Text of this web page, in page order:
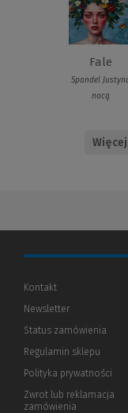
Fale
Spandel
nocą
Więcej
Kontakt
Newsletter
Status zamówienia
Regulamin sklepu
Polityka prywatności
Zwrot lub reklamacja
zamówienia